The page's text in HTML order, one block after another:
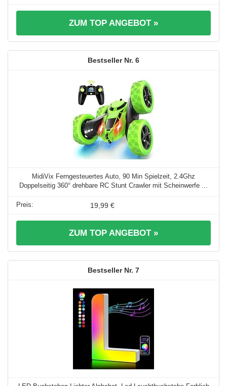
ZUM TOP ANGEBOT »
6
MidiVix Ferngesteuertes Auto, 90 Min Spielzeit, 2.4Ghz
Doppelseitig 360° drehbare RC Stunt Crawler mit Scheinwerfe ...
19,99 €
ZUM TOP ANGEBOT »
7